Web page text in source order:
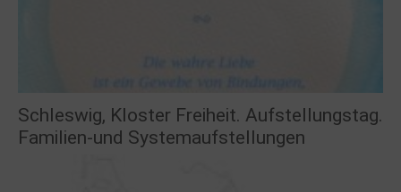
Schleswig, Kloster Freiheit. Aufstellungstag.
Familien-und Systemaufstellungen